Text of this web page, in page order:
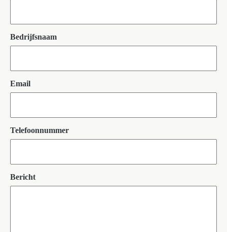
Bedrijfsnaam
Email
Telefoonnummer
Bericht